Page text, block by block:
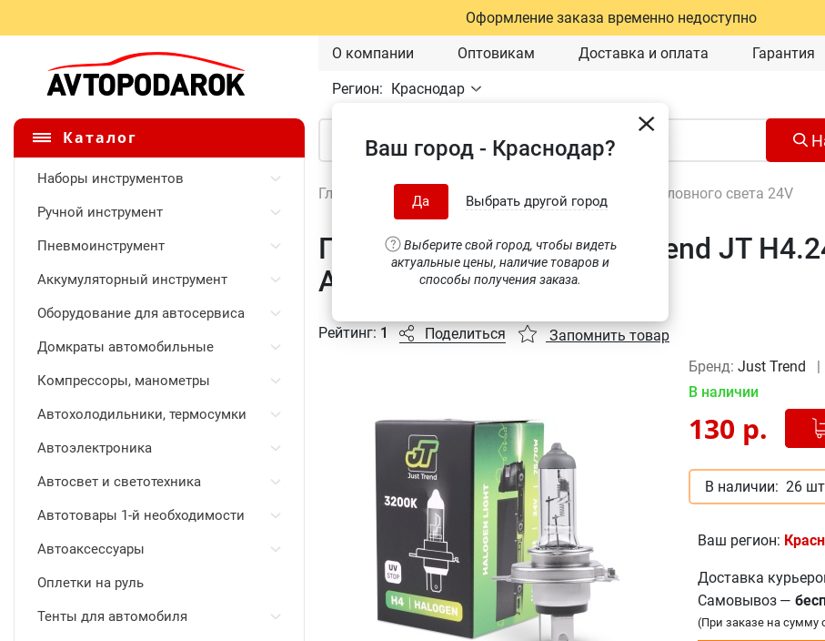
Оформление заказа временно недоступно
О компании Оптовикам Доставка и оплата Гарантия
Регион: Краснодар
Ваш город - Краснодар?
Да Выбрать другой город
Выберите свой город, чтобы видеть
актуальные цены, наличие товаров и
способы получения заказа.
Каталог
Наборы инструментов
Ручной инструмент
Пневмоинструмент
Аккумуляторный инструмент
Оборудование для автосервиса
Домкраты автомобильные
Компрессоры, манометры
Автохолодильники, термосумки
Автоэлектроника
Автосвет и светотехника
Автотовары 1-й необходимости
Автоаксессуары
Оплетки на руль
Тенты для автомобиля
Главная Автосвет и светотехника Лампы головного света 24V
Галогенная лампа Just Trend JT
A85737S
Рейтинг:1 Поделиться
Запомнить товар
Бренд: Just Trend
В наличии
130 р.
В наличии: 26
Ваш регион:
Доставка
Самовывоз —
(При заказе на сумму